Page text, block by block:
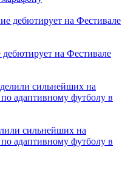
на Фестивале
сильнейших на
адаптивному футболу в